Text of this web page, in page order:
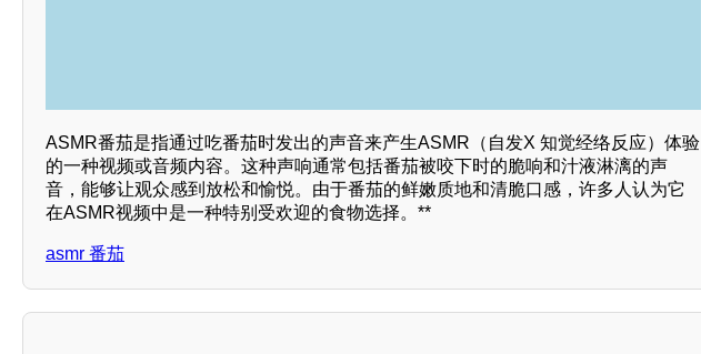
ASMR番茄是指通过吃番茄时发出的声音来产生ASMR（自发X 知觉经络反应）体验
的一种视频或音频内容。这种声响通常包括番茄被咬下时的脆响和汁液淋漓的声
音，能够让观众感到放松和愉悦。由于番茄的鲜嫩质地和清脆口感，许多人认为它
在ASMR视频中是一种特别受欢迎的食物选择。**
asmr 番茄